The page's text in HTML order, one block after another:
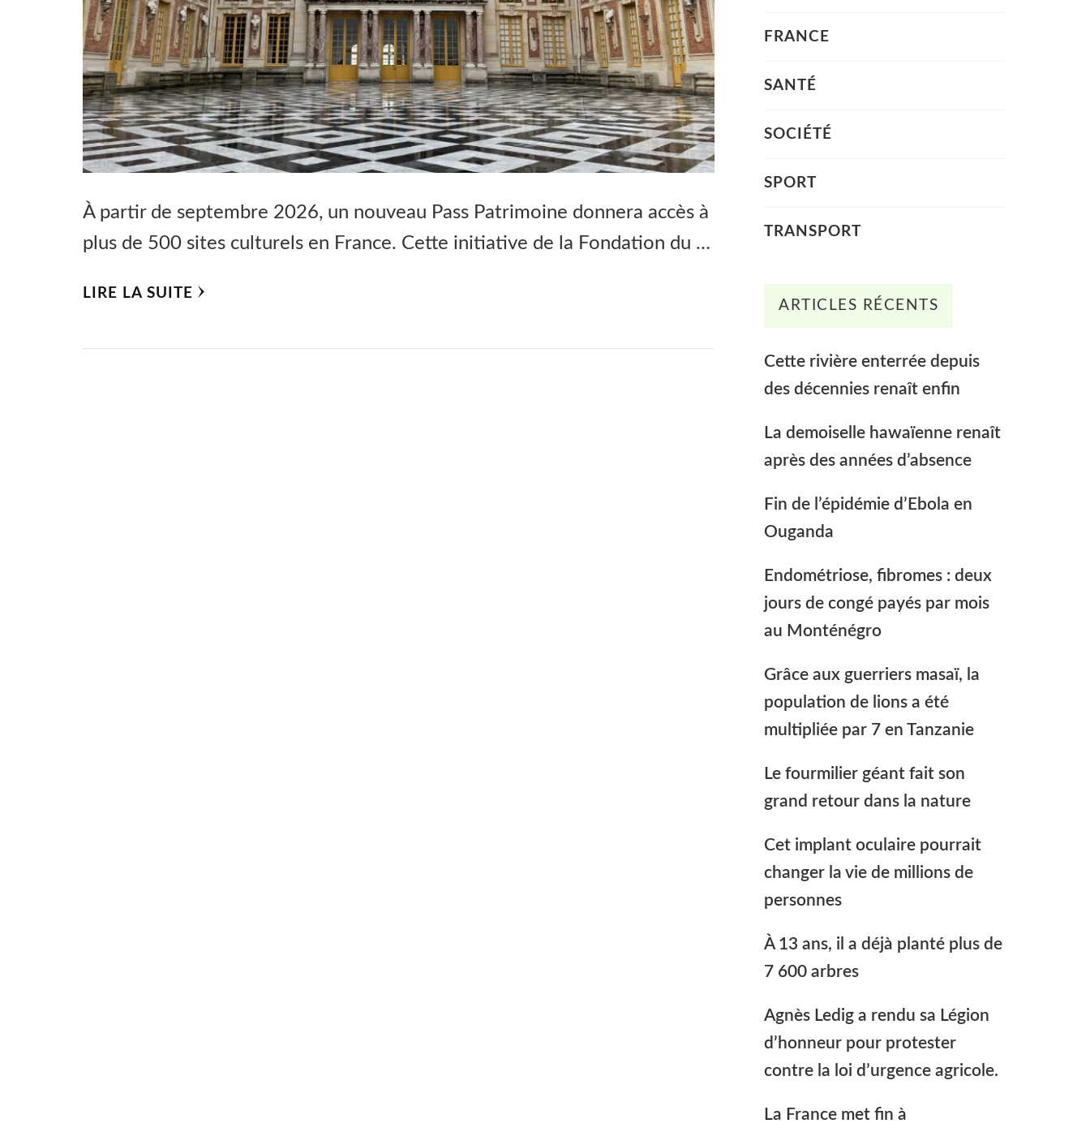
À partir de septembre 2026, un nouveau Pass Patrimoine donnera accès à
plus de 500 sites culturels en France. Cette initiative de la Fondation du …
LIRE LA SUITE
FRANCE
SANTÉ
SOCIÉTÉ
SPORT
TRANSPORT
ARTICLES RÉCENTS
Cette rivière enterrée depuis
des décennies renaît enfin
La demoiselle hawaïenne renaît
après des années d’absence
Fin de l’épidémie d’Ebola en
Ouganda
Endométriose, fibromes : deux
jours de congé payés par mois
au Monténégro
Grâce aux guerriers masaï, la
population de lions a été
multipliée par 7 en Tanzanie
Le fourmilier géant fait son
grand retour dans la nature
Cet implant oculaire pourrait
changer la vie de millions de
personnes
À 13 ans, il a déjà planté plus de
7 600 arbres
Agnès Ledig a rendu sa Légion
d’honneur pour protester
contre la loi d’urgence agricole.
La France met fin à